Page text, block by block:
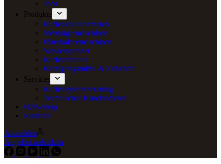
Jobs
Produkte
Kaffeevollautomaten
Siebträgermaschinen
Filterkaffeemaschinen
Wasserspender
Kaffeemühlen
Reinigungsmittel & Zubehör
Services
Kaffeesystemberatung
Technischer Kundendienst
B2B-Shop
Kontakt
Anmelden
Angebot anfordern